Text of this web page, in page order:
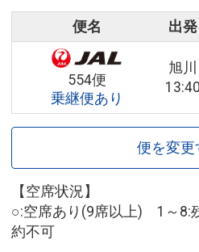
便名 出発
554便
乗継便あり
旭川
13:40
便を変更
【空席状況】
○:空席あり(9席以上) 1～8:
約不可